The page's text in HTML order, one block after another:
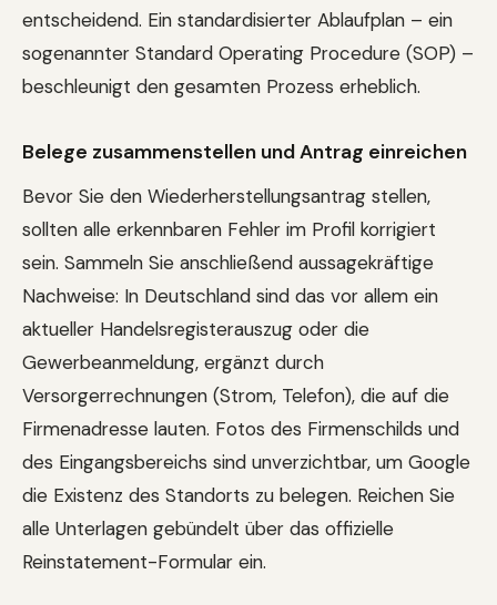
entscheidend. Ein standardisierter Ablaufplan – ein
sogenannter Standard Operating Procedure (SOP) –
beschleunigt den gesamten Prozess erheblich.
Belege zusammenstellen und Antrag einreichen
Bevor Sie den Wiederherstellungsantrag stellen,
sollten alle erkennbaren Fehler im Profil korrigiert
sein. Sammeln Sie anschließend aussagekräftige
Nachweise: In Deutschland sind das vor allem ein
aktueller Handelsregisterauszug oder die
Gewerbeanmeldung, ergänzt durch
Versorgerrechnungen (Strom, Telefon), die auf die
Firmenadresse lauten. Fotos des Firmenschilds und
des Eingangsbereichs sind unverzichtbar, um Google
die Existenz des Standorts zu belegen. Reichen Sie
alle Unterlagen gebündelt über das offizielle
Reinstatement-Formular ein.